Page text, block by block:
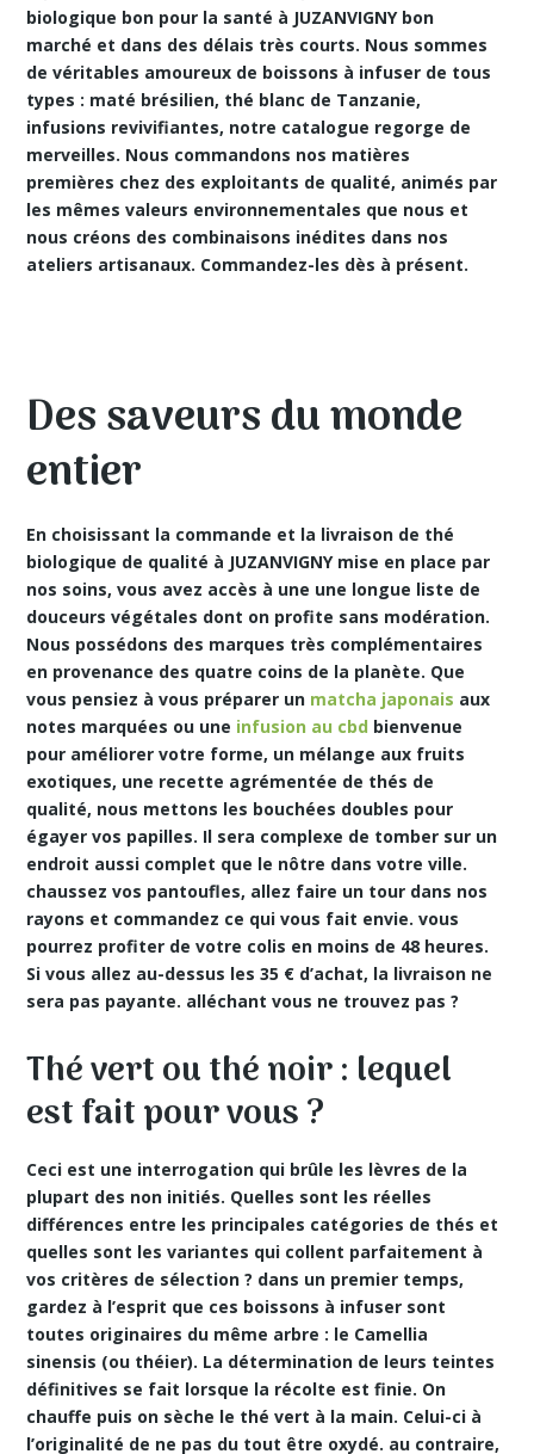
biologique bon pour la santé à JUZANVIGNYbon
marché et dans des délais très courts. Nous sommes
de véritables amoureux de boissons à infuser de tous
types : maté brésilien, thé blanc de Tanzanie,
infusions revivifiantes, notre catalogue regorge de
merveilles. Nous commandons nos matières
premières chez des exploitants de qualité, animés par
les mêmes valeurs environnementales que nous et
nous créons des combinaisons inédites dans nos
ateliers artisanaux. Commandez-les dès à présent.
Des saveurs du monde
entier
En choisissant la commande et la livraison de thé
biologique de qualité à JUZANVIGNY mise en place par
nos soins, vous avez accès à une une longue liste de
douceurs végétales dont on profite sans modération.
Nous possédons des marques très complémentaires
en provenance des quatre coins de la planète. Que
vous pensiez à vous préparer un matcha japonais aux
notes marquées ou une infusion au cbd bienvenue
pour améliorer votre forme, un mélange aux fruits
exotiques, une recette agrémentée de thés de
qualité, nous mettons les bouchées doubles pour
égayer vos papilles. Il sera complexe de tomber sur un
endroit aussi complet que le nôtre dans votre ville.
chaussez vos pantoufles, allez faire un tour dans nos
rayons et commandez ce qui vous fait envie. vous
pourrez profiter de votre colis en moins de 48 heures.
Si vous allez au-dessus les 35 € d’achat, la livraison ne
sera pas payante. alléchant vous ne trouvez pas ?
Thé vert ou thé noir : lequel
est fait pour vous ?
Ceci est une interrogation qui brûle les lèvres de la
plupart des non initiés. Quelles sont les réelles
différences entre les principales catégories de thés et
quelles sont les variantes qui collent parfaitement à
vos critères de sélection ? dans un premier temps,
gardez à l’esprit que ces boissons à infuser sont
toutes originaires du même arbre : le Camellia
sinensis (ou théier). La détermination de leurs teintes
définitives se fait lorsque la récolte est finie. On
chauffe puis on sèche le thé vert à la main. Celui-ci à
l’originalité de ne pas du tout être oxydé. au contraire,